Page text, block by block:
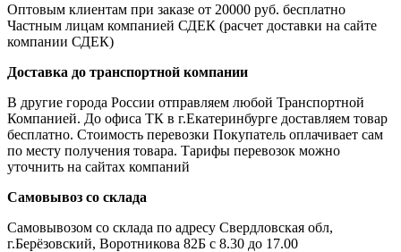
Оптовым клиентам при заказе от 20000 руб. бесплатно
Частным лицам компанией СДЕК (расчет доставки на сайте
компании СДЕК)
Доставка до транспортной компании
В другие города России отправляем любой Транспортной
Компанией. До офиса ТК в г.Екатеринбурге доставляем товар
бесплатно. Стоимость перевозки Покупатель оплачивает сам
по месту получения товара. Тарифы перевозок можно
уточнить на сайтах компаний
Самовывоз со склада
Самовывозом со склада по адресу Свердловская обл,
г.Берёзовский, Воротникова 82Б с 8.30 до 17.00